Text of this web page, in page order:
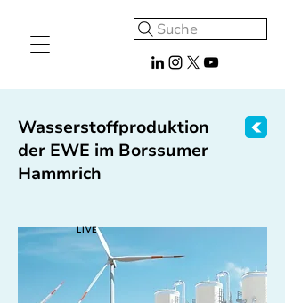
Suche
Wasserstoffproduktion
der EWE im Borssumer
Hammrich
LIVE